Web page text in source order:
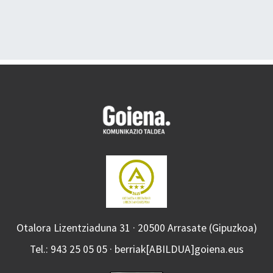
Otalora Lizentziaduna 31 · 20500 Arrasate (Gipuzkoa)
Tel.: 943 25 05 05 · berriak[ABILDUA]goiena.eus